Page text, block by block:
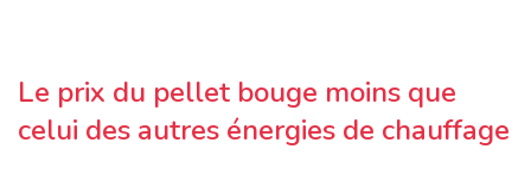
Le prix du pellet bouge moins que
celui des autres énergies de chauffage